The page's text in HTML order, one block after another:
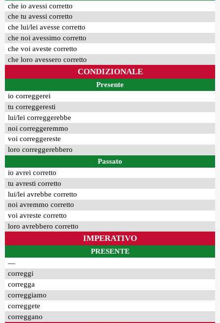
che io avessi corretto
che tu avessi corretto
che lui/lei avesse corretto
che noi avessimo corretto
che voi aveste corretto
che loro avessero corretto
CONDIZIONALE
Presente
io correggerei
tu correggeresti
lui/lei correggerebbe
noi correggeremmo
voi correggereste
loro correggerebbero
Passato
io avrei corretto
tu avresti corretto
lui/lei avrebbe corretto
noi avremmo corretto
voi avreste corretto
loro avrebbero corretto
IMPERATIVO
PRESENTE
—
correggi
corregga
correggiamo
correggete
correggano